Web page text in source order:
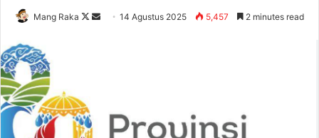
Mang Raka
Follow
Send14 Agustus 2025 5,457 2 minutes read